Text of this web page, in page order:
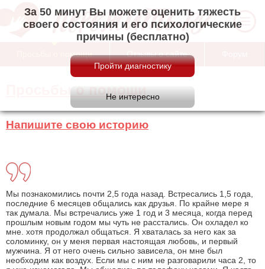
За 50 минут Вы можете оценить тяжесть
своего состояния и его психологические
причины (бесплатно)
Просьбы о помощи Отзывы о сайте
Просьбы о помощи
Напишите свою историю
Мы познакомились почти 2,5 года назад. Встресались 1,5 года,
последние 6 месяцев общались как друзья. По крайне мере я
так думала. Мы встречались уже 1 год и 3 месяца, когда перед
прошлым новым годом мы чуть не расстались. Он охладел ко
мне. хотя продолжал общаться. Я хваталась за него как за
соломинку, он у меня первая настоящая любовь, и первый
мужчина. Я от него очень сильно зависела, он мне был
необходим как воздух. Если мы с ним не разговарили часа 2, то